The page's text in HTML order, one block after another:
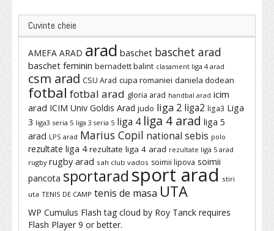
Cuvinte cheie
AMEFA ARAD arad baschet baschet arad
baschet feminin bernadett balint clasament liga 4 arad
csm arad CSU Arad cupa romaniei daniela dodean
fotbal fotbal arad gloria arad handbal arad icim
arad ICIM Univ Goldis Arad judo liga 2 liga2 liga3 Liga
3 liga3 seria 5 liga 3 seria 5 liga 4 liga 4 arad liga 5
arad LPS arad Marius Copil national sebis polo
rezultate liga 4 rezultate liga 4 arad rezultate liga 5 arad
rugby rugby arad sah club vados soimii lipova soimii
pancota sportarad sport arad stiri
uta TENIS DE CAMP tenis de masa UTA
WP Cumulus Flash tag cloud by Roy Tanck requires
Flash Player 9 or better.